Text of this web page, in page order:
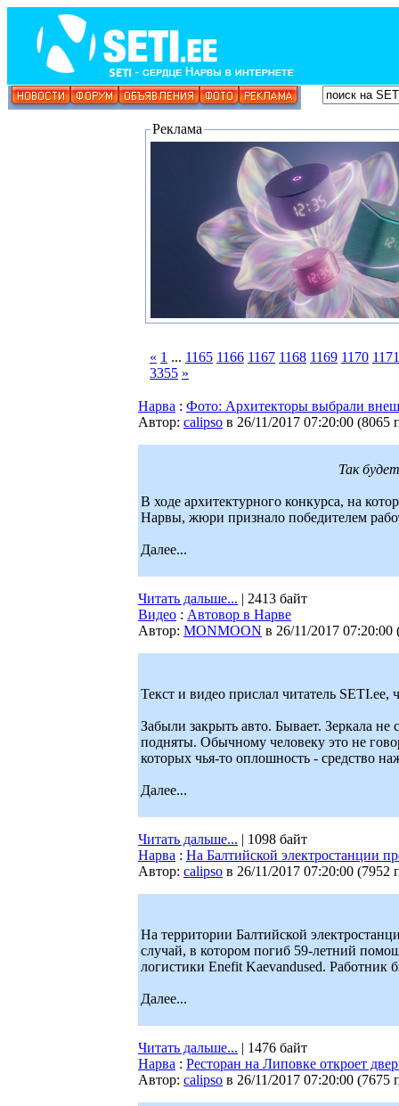
Реклама
« 1 ... 1165 1166 1167 1168 1169 1170 1171
3355 »
Нарва : Фото: Архитекторы выбрали
Автор: calipso в 26/11/2017 07:20:00 (8065
Так
В ходе архитектурного конкурса, на
Нарвы, жюри признало победителем
Далее...
Читать дальше... | 2413 байт
Видео : Автовор в Нарве
Автор: MONMOON в 26/11/2017 07:20:00
Текст и видео прислал читатель
Забыли закрыть авто. Бывает. Зеркала
подняты. Обычному человеку это не
которых чья-то оплошность - средство
Далее...
Читать дальше... | 1098 байт
Нарва : На Балтийской электростанции
Автор: calipso в 26/11/2017 07:20:00 (7952
На территории Балтийской
случай, в котором погиб 59-летний
логистики Enefit Kaevandused. Работник
Далее...
Читать дальше... | 1476 байт
Нарва : Ресторан на Липовке откроет
Автор: calipso в 26/11/2017 07:20:00 (7675